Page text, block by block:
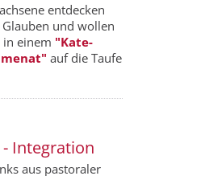
entdecken
Glauben und wollen
in einem "Kate­
auf die Taufe
- Integration
aus pastoraler